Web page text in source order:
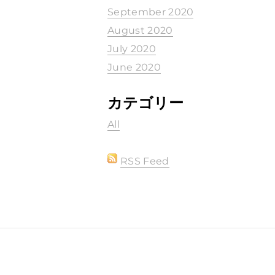
September 2020
August 2020
July 2020
June 2020
カテゴリー
All
RSS Feed